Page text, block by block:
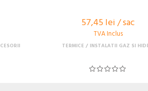
57,45 lei / sac
TVA Inclus
TERMICE INSTALATII GAZ SI